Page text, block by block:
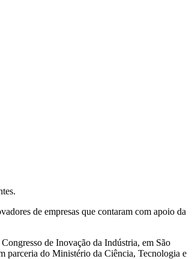
de empresas que contaram com apoio da
de Inovação da Indústria, em São
parceria do Ministério da Ciência, Tecnologia e